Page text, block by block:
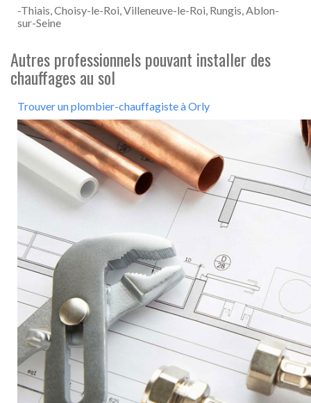
-Thiais, Choisy-le-Roi, Villeneuve-le-Roi, Rungis, Ablon-
sur-Seine
Autres professionnels pouvant installer des
chauffages au sol
Trouver un plombier-chauffagiste à Orly